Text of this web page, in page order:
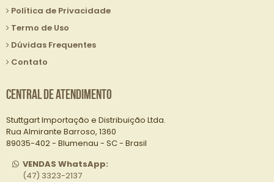
Política de Privacidade
Termo de Uso
Dúvidas Frequentes
Contato
Central de Atendimento
Stuttgart Importação e Distribuição Ltda.
Rua Almirante Barroso, 1360
89035-402 - Blumenau - SC - Brasil
VENDAS WhatsApp:
(47) 3323-2137